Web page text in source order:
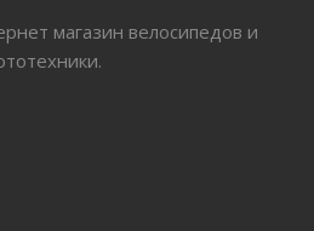
магазин велосипедов и